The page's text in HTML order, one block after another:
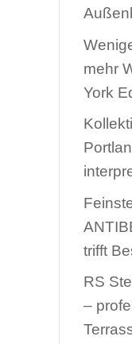
mehr
York
trifft
RS
–